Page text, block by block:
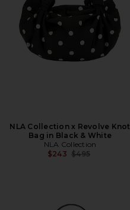
NLA Collection x Revolve Knot
Bag in Black & White
NLA Collection
$243 전 가격:
$495